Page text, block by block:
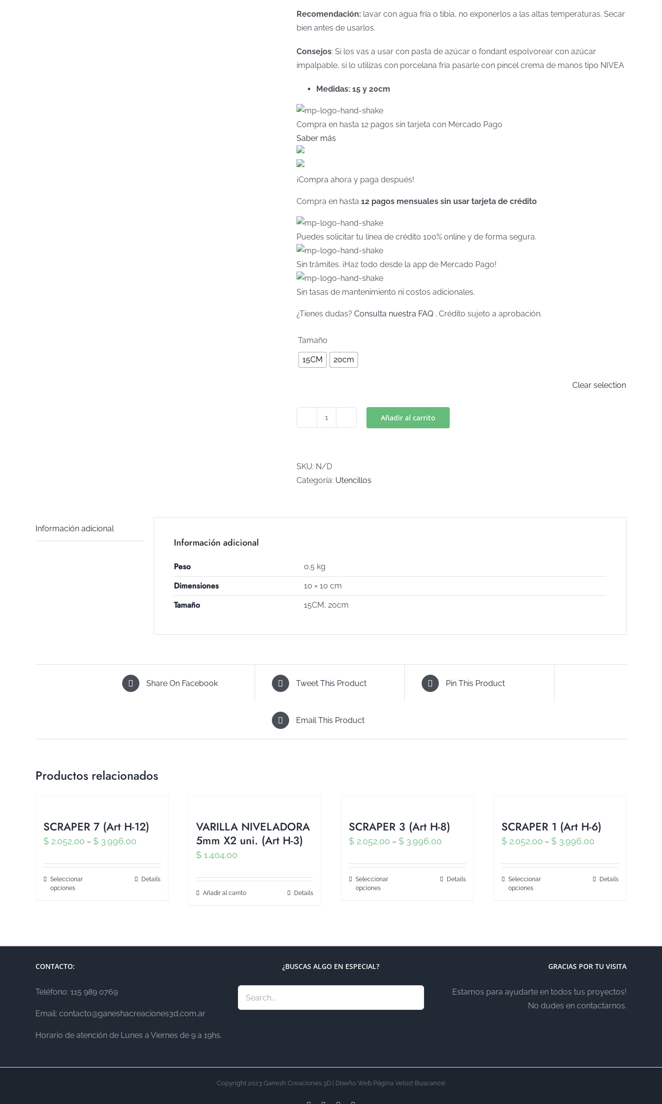
Recomendación: lavar con agua fría o tibia, no exponerlos a las altas temperaturas. Secar
bien antes de usarlos.
Consejos: Si los vas a usar con pasta de azúcar o fondant espolvorear con azúcar
impalpable, si lo utilizas con porcelana fría pasarle con pincel crema de manos tipo NIVEA
Medidas: 15 y 20cm
Compra en hasta 12 pagos sin tarjeta con Mercado Pago
Saber más
¡Compra ahora y paga después!
Compra en hasta 12 pagos mensuales sin usar tarjeta de crédito
Puedes solicitar tu línea de crédito 100% online y de forma segura.
Sin trámites. ¡Haz todo desde la app de Mercado Pago!
Sin tasas de mantenimiento ni costos adicionales.
¿Tienes dudas? Consulta nuestra FAQ . Crédito sujeto a aprobación.
Tamaño
15CM 20cm
Clear selection
H-
7)
Añadir al carrito
SKU: N/D
Categoría: Utencillos
Información adicional
Información adicional
Peso 0.5 kg
Dimensiones 10 × 10 cm
Tamaño 15CM, 20cm
Share On Facebook Tweet This Product Pin This Product
Email This Product
Productos relacionados
SCRAPER 7 (Art H-12)
$ 2.052,00 – $ 3.996,00
Seleccionar
opciones
Details
VARILLA NIVELADORA
5mm X2 uni. (Art H-3)
$ 1.404,00
Añadir al carrito Details
SCRAPER 3 (Art H-8)
$ 2.052,00 – $ 3.996,00
Seleccionar
opciones
Details
SCRAPER 1 (Art H-6)
$ 2.052,00 – $ 3.996,00
Seleccionar
opciones
Details
CONTACTO:
Teléfono: 115 989 0769
Email: contacto@ganeshacreaciones3d.com.ar
Horario de atención de Lunes a Viernes de 9 a 19hs.
¿BUSCAS ALGO EN ESPECIAL? GRACIAS POR TU VISITA
Estamos para ayudarte en todos tus proyectos!
No dudes en contactarnos.
Copyright 2023 Ganesh Creaciones 3D | Diseño Web Página Veloz! Buscanos!